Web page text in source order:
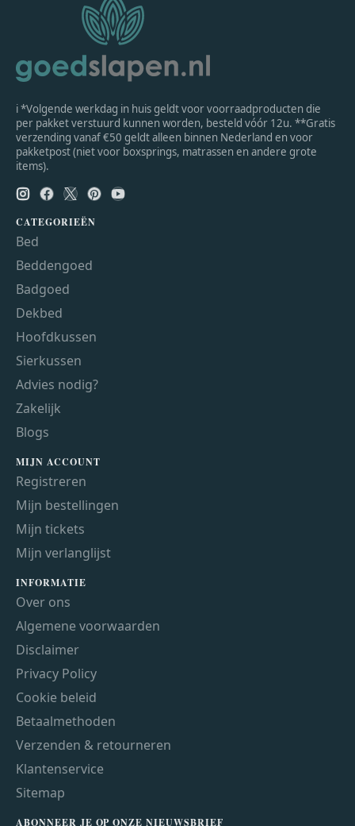
ℹ *Volgende werkdag in huis geldt voor voorraadproducten die
per pakket verstuurd kunnen worden, besteld vóór 12u. **Gratis
verzending vanaf €50 geldt alleen binnen Nederland en voor
pakketpost (niet voor boxsprings, matrassen en andere grote
items).
CATEGORIEËN
Bed
Beddengoed
Badgoed
Dekbed
Hoofdkussen
Sierkussen
Advies nodig?
Zakelijk
Blogs
MIJN ACCOUNT
Registreren
Mijn bestellingen
Mijn tickets
Mijn verlanglijst
INFORMATIE
Over ons
Algemene voorwaarden
Disclaimer
Privacy Policy
Cookie beleid
Betaalmethoden
Verzenden & retourneren
Klantenservice
Sitemap
ABONNEER JE OP ONZE NIEUWSBRIEF